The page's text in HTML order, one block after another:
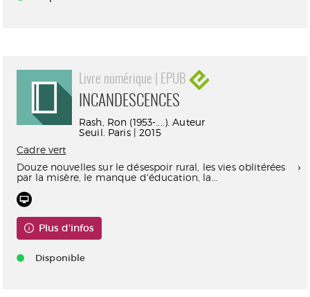
Livre numérique | EPUB
INCANDESCENCES
Rash, Ron (1953-....). Auteur
Seuil. Paris | 2015
Cadre vert
Douze nouvelles sur le désespoir rural, les vies oblitérées
par la misère, le manque d'éducation, la...
Plus d'infos
Disponible